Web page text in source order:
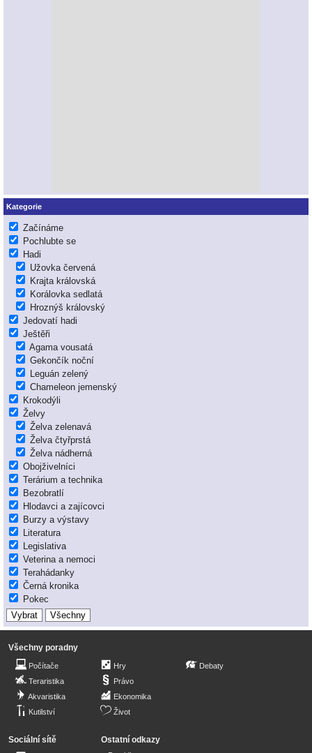
Kategorie
Začínáme
Pochlubte se
Hadi
Užovka červená
Krajta královská
Korálovka sedlatá
Hroznýš královský
Jedovatí hadi
Ještěři
Agama vousatá
Gekončík noční
Leguán zelený
Chameleon jemenský
Krokodýli
Želvy
Želva zelenavá
Želva čtyřprstá
Želva nádherná
Obojživelníci
Terárium a technika
Bezobratlí
Hlodavci a zajícovci
Burzy a výstavy
Literatura
Legislativa
Veterina a nemoci
Terahádanky
Černá kronika
Pokec
Všechny poradny
Počítače
Teraristika
Akvaristika
Kutilství
Hry
Právo
Ekonomika
Život
Debaty
Sociální sítě Ostatní odkazy